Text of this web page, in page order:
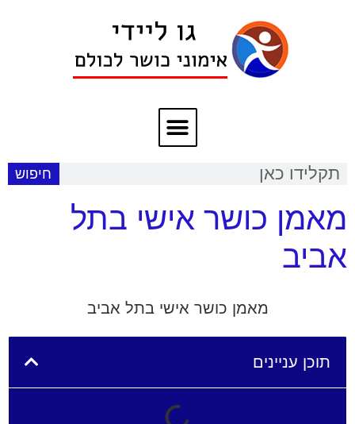
חיפוש
מאמן כושר אישי בתל
אביב
מאמן כושר אישי בתל אביב
תוכן עניינים